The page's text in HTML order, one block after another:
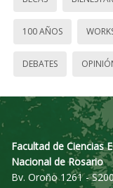
100 AÑOS
DEBATES
Facultad de Ciencias
Nacional de Rosario
Bv. Oroño 1261 -